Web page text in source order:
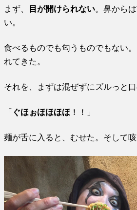
まず、 目が開けられない。鼻から
い。
食べるものでも匂うものでもない
れてきた。
それを、まずは混ぜずにズルっと口
「 ぐほぉほほほほ ！！」
麺が舌に入ると、むせた。そして咳